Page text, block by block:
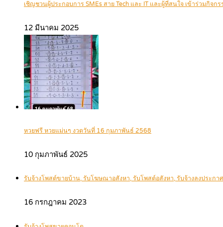
เชิญชวนผู้ประกอบการ SMEs สาย Tech และ IT และผู้ที่สนใจ เข้าร่วมกิจก
12 มีนาคม 2025
หวยฟรี หวยแม่นๆ งวดวันที่ 16 กุมภาพันธ์ 2568
10 กุมภาพันธ์ 2025
รับจ้างโพสต์ขายบ้าน, รับโฆษณาอสังหา, รับโพสต์อสังหา, รับจ้างลงประกา
16 กรกฎาคม 2023